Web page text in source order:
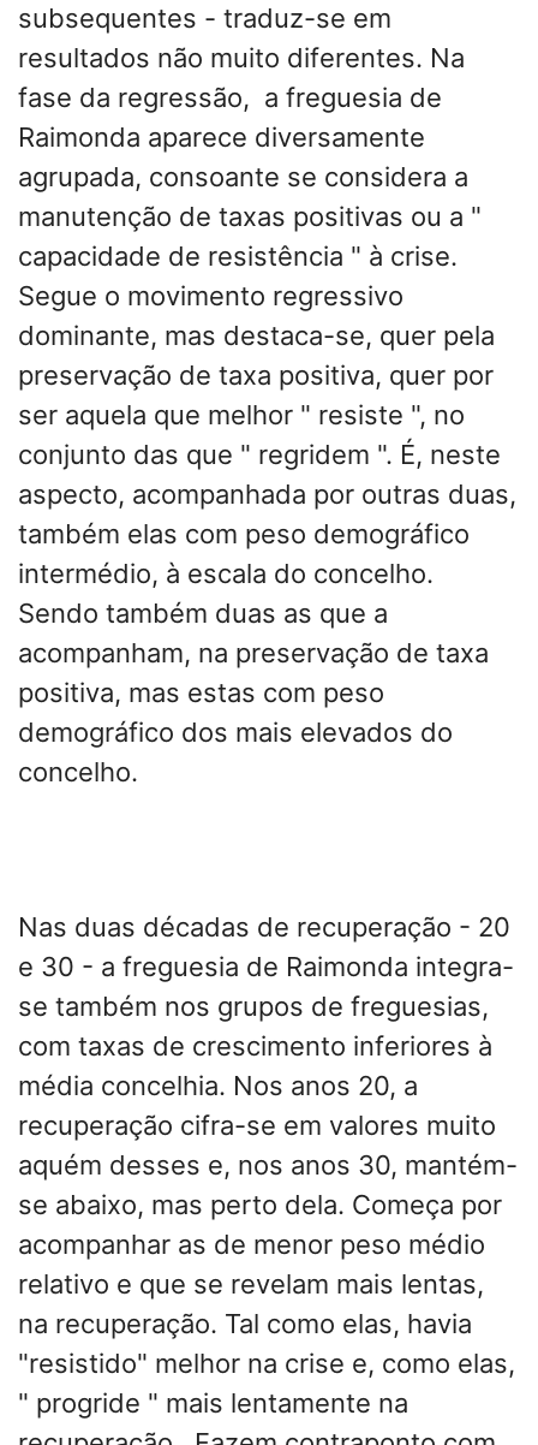
subsequentes - traduz-se em
resultados não muito diferentes. Na
fase da regressão, a freguesia de
Raimonda aparece diversamente
agrupada, consoante se considera a
manutenção de taxas positivas ou a "
capacidade de resistência " à crise.
Segue o movimento regressivo
dominante, mas destaca-se, quer pela
preservação de taxa positiva, quer por
ser aquela que melhor " resiste ", no
conjunto das que " regridem ". É, neste
aspecto, acompanhada por outras duas,
também elas com peso demográfico
intermédio, à escala do concelho.
Sendo também duas as que a
acompanham, na preservação de taxa
positiva, mas estas com peso
demográfico dos mais elevados do
concelho.
Nas duas décadas de recuperação - 20
e 30 - a freguesia de Raimonda integra-
se também nos grupos de freguesias,
com taxas de crescimento inferiores à
média concelhia. Nos anos 20, a
recuperação cifra-se em valores muito
aquém desses e, nos anos 30, mantém-
se abaixo, mas perto dela. Começa por
acompanhar as de menor peso médio
relativo e que se revelam mais lentas,
na recuperação. Tal como elas, havia
"resistido" melhor na crise e, como elas,
" progride " mais lentamente na